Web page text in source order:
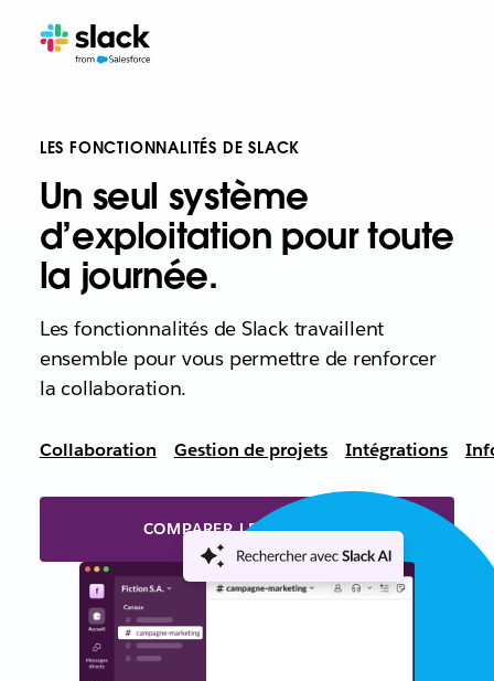
LES FONCTIONNALITÉS DE SLACK
Un seul système
d’exploitation pour toute
la journée.
Les fonctionnalités de Slack travaillent
ensemble pour vous permettre de renforcer
la collaboration.
Collaboration Gestion de projets Intégrations
COMPARER LES FORFAITS